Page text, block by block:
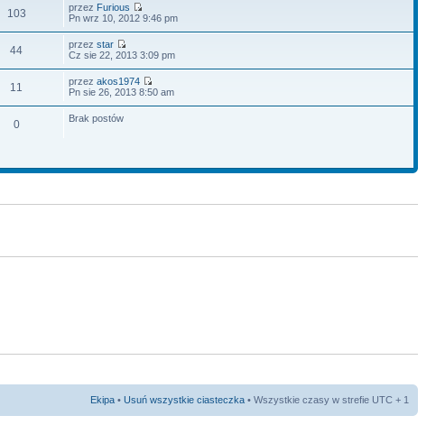
103 przez Furious
Pn wrz 10, 2012 9:46 pm
44 przezstar
Cz sie 22, 2013 3:09 pm
11 przezakos1974
Pn sie 26, 2013 8:50 am
0 Brak postów
Ekipa • Usuń wszystkie ciasteczka • Wszystkie czasy w strefie UTC + 1